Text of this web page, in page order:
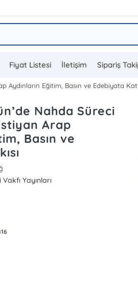
Fiyat Listesi İletişim Sipariş
Aydınların Eğitim, Basın ve Edebiyata
Nahda Süreci
Arap
Basın ve
Yayınları